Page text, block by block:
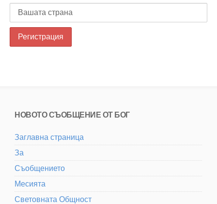
НОВОТО СЪОБЩЕНИЕ ОТ БОГ
Заглавна страница
За
Съобщението
Месията
Световната Общност